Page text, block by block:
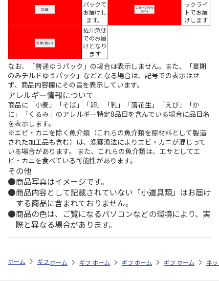
パックで
お届けし
ます。
ックライ
トでお届
けします
佐川急便
でのお届
けとなり
ます
なお、「普通ゆうパック」の場合は表示しません。また、「夏期
のみチルドゆうパック」などとなる場合は、記号での表示はせ
ず、商品内容欄にその旨を表示しています。
アレルギー情報について
商品に「小麦」「そば」「卵」「乳」「落花生」「えび」「か
に」「くるみ」のアレルギー特定8品目を含んでいる場合に品目名
を表示します。
※エビ・カニを除く魚介類（これらの魚介類を原材料として製造
された加工品も含む）は、漁獲漁法によりエビ・カニが混じって
いる場合があります。 また、これらの魚介類は、エサとしてエ
ビ・カニを食べている可能性があります。
その他
商品写真はイメージです。
商品内容として記載されていない「小道具類」はお届け
する商品に含まれておりません。
商品の色は、ご覧になるパソコンなどの環境により、実
際と異なる場合があります。
ホーム ギフトストア お中元・夏ギフト特集 2026 お菓子・スイーツ
ホーム ギフトストア お中元・夏ギフト特集 2026
ホーム ギフトストア お中元・夏ギフト
ホーム ギフトストア お
ホーム ネ